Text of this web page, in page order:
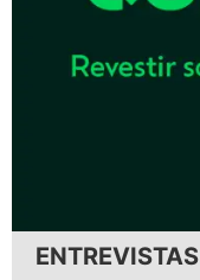
ENTREVISTAS